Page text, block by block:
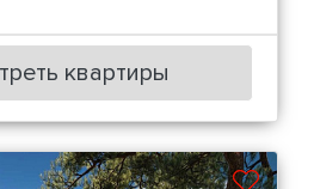
квартиры